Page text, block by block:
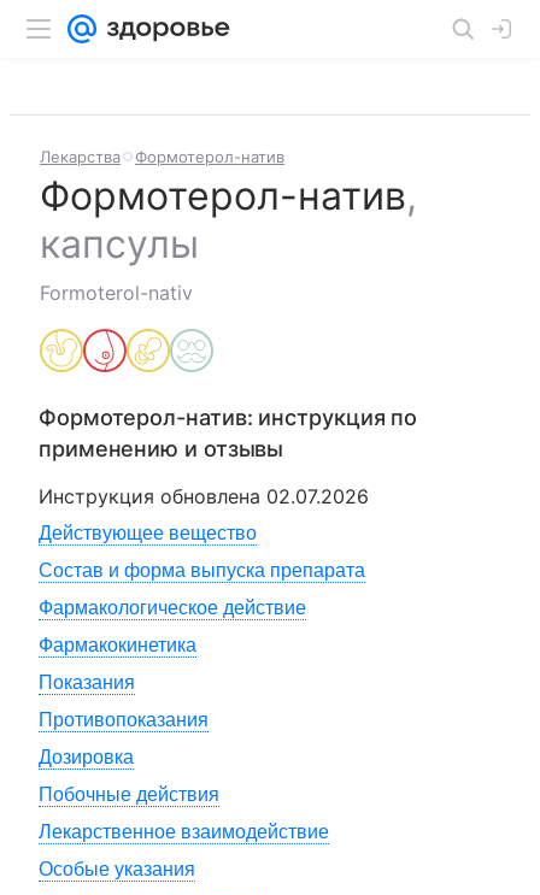
Лекарства Формотерол-натив
Формотерол-натив,
капсулы
Formoterol-nativ
Формотерол-натив: инструкция по
применению и отзывы
Инструкция обновлена 02.07.2026
Действующее вещество
Состав и форма выпуска препарата
Фармакологическое действие
Фармакокинетика
Показания
Противопоказания
Дозировка
Побочные действия
Лекарственное взаимодействие
Особые указания